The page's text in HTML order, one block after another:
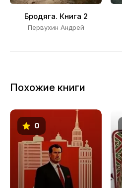
25
Бродяга. Книга 2
Первухин Андрей
Похожие книги
0